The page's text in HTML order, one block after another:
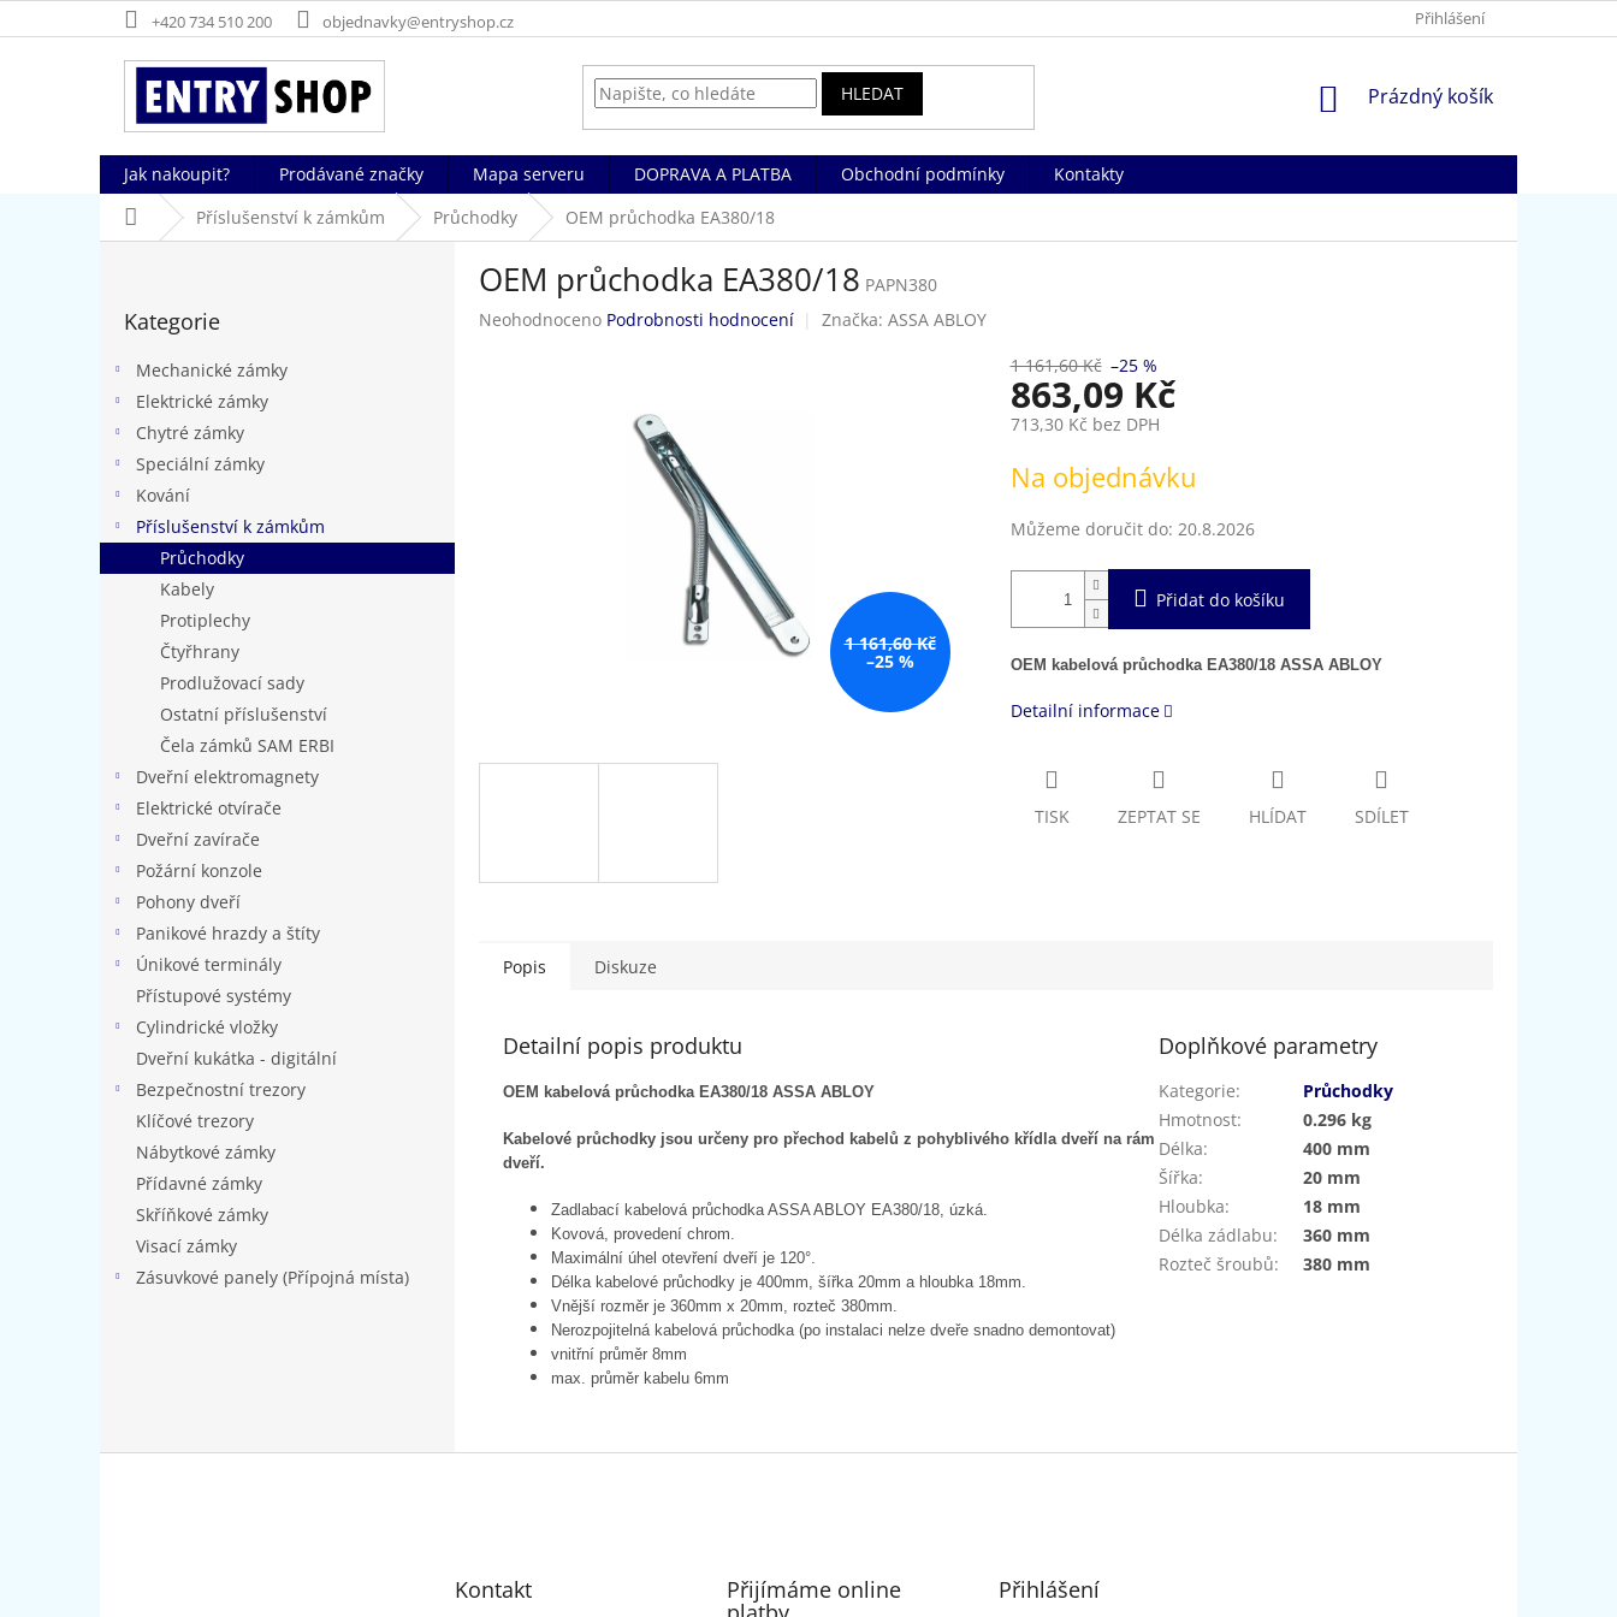
na
+420 734 510 200 objednavky@entryshop.cz Přihlášení
HLEDAT
NÁKUPNÍ
Prázdný košík
Jak nakoupit? Prodávané značky Mapa serveru DOPRAVA A PLATBA Obchodní podmínky
Kontakty
Domů Příslušenství k zámkům Průchodky OEM průchodka EA380/18
n
e
kategorie
Kategorie
Mechanické zámky
Elektrické zámky
Chytré zámky
Speciální zámky
Kování
Příslušenství k zámkům
Průchodky
Kabely
Protiplechy
Čtyřhrany
Prodlužovací sady
Ostatní příslušenství
Čela zámků SAM ERBI
Dveřní elektromagnety
Elektrické otvírače
Dveřní zavírače
Požární konzole
Pohony dveří
Panikové hrazdy a štíty
Únikové terminály
Přístupové systémy
Cylindrické vložky
Dveřní kukátka - digitální
Bezpečnostní trezory
Klíčové trezory
Nábytkové zámky
Přídavné zámky
Skříňkové zámky
Visací zámky
Zásuvkové panely (Přípojná místa)
OEM průchodka EA380/18 PAPN380
Průměrné
Neohodnoceno Podrobnosti hodnocení Značka: ASSA ABLOY
1 161,60 Kč
–25 %
1 161,60 Kč –25 %
863,09 Kč
713,30 Kč bez DPH
cena:
Na objednávku
Můžeme doručit do: 20.8.2026
Přidat do košíku
OEM kabelová průchodka EA380/18 ASSA ABLOY
Detailní informace
TISK ZEPTAT SE HLÍDAT SDÍLET
Popis Diskuze
Detailní popis produktu
OEM kabelová průchodka EA380/18 ASSA ABLOY
Kabelové průchodky jsou určeny pro přechod kabelů z pohyblivého křídla dveří na rám
dveří.
Zadlabací kabelová průchodka ASSA ABLOY EA380/18, úzká.
Kovová, provedení chrom.
Maximální úhel otevření dveří je 120°.
Délka kabelové průchodky je 400mm, šířka 20mm a hloubka 18mm.
Vnější rozměr je 360mm x 20mm, rozteč 380mm.
Nerozpojitelná kabelová průchodka (po instalaci nelze dveře snadno demontovat)
vnitřní průměr 8mm
max. průměr kabelu 6mm
Doplňkové parametry
Kategorie:
Průchodky
Hmotnost:
0.296 kg
Délka:
400 mm
Šířka:
20 mm
Hloubka:
18 mm
Délka zádlabu:
360 mm
Rozteč šroubů: 380 mm
Kontakt Přijímáme online Přihlášení